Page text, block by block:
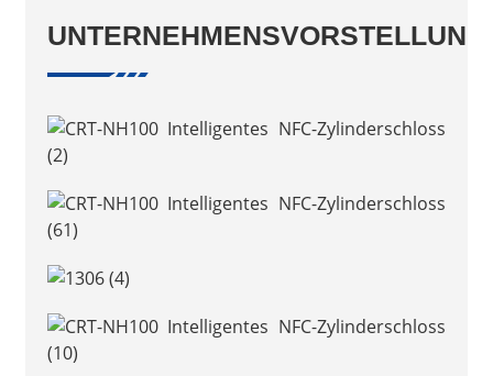
UNTERNEHMENSVORSTELLUNG